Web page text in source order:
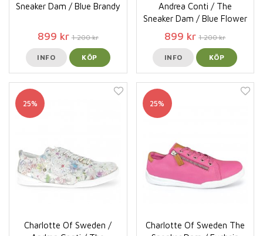
Sneaker Dam / Blue Brandy
899 kr 1 200 kr
INFO KÖP
Andrea Conti / The
Sneaker Dam / Blue Flower
899 kr 1 200 kr
INFO KÖP
25%
Charlotte Of Sweden /
25%
Charlotte Of Sweden The